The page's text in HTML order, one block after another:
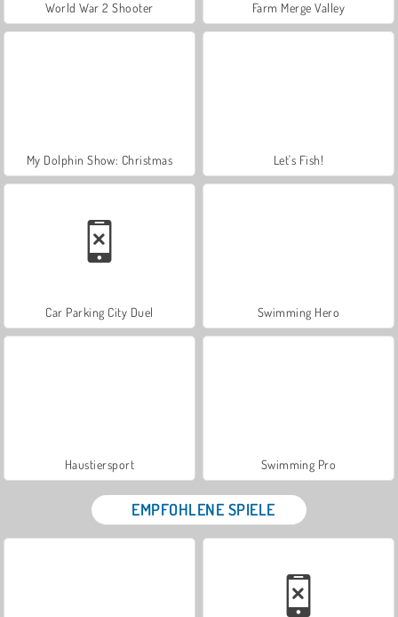
World War 2 Shooter Farm Merge Valley
My Dolphin Show: Christmas Let's Fish!
Car Parking City Duel Swimming Hero
Haustiersport Swimming Pro
EMPFOHLENE SPIELE